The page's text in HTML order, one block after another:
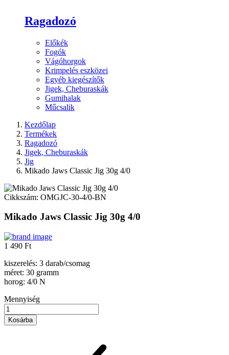
Ragadozó
Előkék
Fogók
Vágóhorgok
Krimpelés eszközei
Egyéb kiegészítők
Jigek, Cheburaskák
Gumihalak
Műcsalik
Kezdőlap
Termékek
Ragadozó
Jigek, Cheburaskák
Jig
Mikado Jaws Classic Jig 30g 4/0
Cikkszám: OMGJC-30-4/0-BN
Mikado Jaws Classic Jig 30g 4/0
1 490 Ft
kiszerelés: 3 darab/csomag
méret: 30 gramm
horog: 4/0 N
Mennyiség
Kosárba